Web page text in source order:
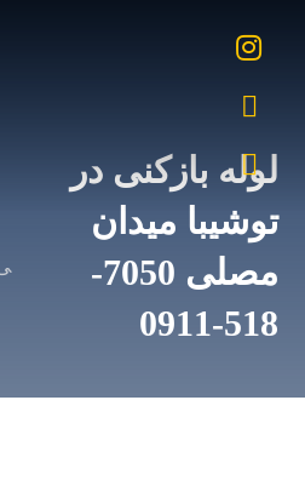
لوله بازکنی در
توشیبا میدان
مصلی 7050-
518-0911